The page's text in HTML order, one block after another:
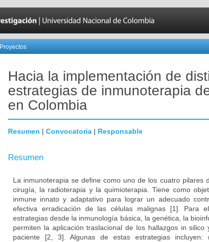
Proyectos
Hacia la implementación de
estrategias de inmunoterapia
en Colombia
Resumen | Convocatoria | Responsable
Resumen
La inmunoterapia se define como uno de los cuatro pilares
cirugía, la radioterapia y la quimioterapia. Tiene como
inmune innato y adaptativo para lograr un adecuado
efectiva erradicación de las células malignas [1]. Para
estrategias desde la inmunología básica, la genética, la
permiten la aplicación traslacional de los hallazgos in
paciente [2, 3]. Algunas de estas estrategias incluyen: